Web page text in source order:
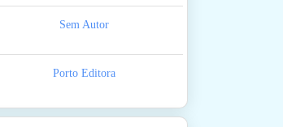
Sem Autor
Porto Editora